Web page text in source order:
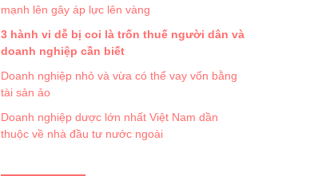
mạnh lên gây áp lực lên vàng
3 hành vi dễ bị coi là trốn thuế người dân và
doanh nghiệp cần biết
Doanh nghiệp nhỏ và vừa có thể vay vốn bằng
tài sản ảo
Doanh nghiệp dược lớn nhất Việt Nam dần
thuộc về nhà đầu tư nước ngoài